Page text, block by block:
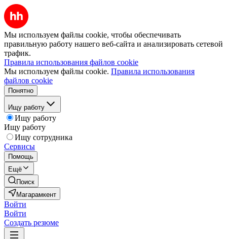
Мы используем файлы cookie, чтобы обеспечивать
правильную работу нашего веб-сайта и анализировать сетевой
трафик.
Правила использования файлов cookie
Мы используем файлы cookie. Правила использования
файлов cookie
Понятно
Ищу работу
Ищу работу
Ищу работу
Ищу сотрудника
Сервисы
Помощь
Ещё
Поиск
Магарамкент
Войти
Войти
Создать резюме